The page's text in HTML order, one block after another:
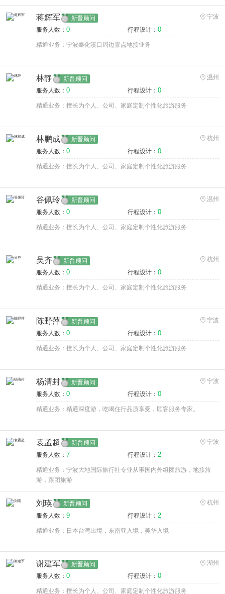
蒋辉军 新晋顾问
宁波
服务人数： 0 行程设计： 0
精通业务：宁波奉化溪口周边景点地接业务
林静 新晋顾问
温州
服务人数： 0 行程设计： 0
精通业务：擅长为个人、公司、家庭定制个性化旅游服务
林鹏成 新晋顾问
杭州
服务人数： 0 行程设计： 0
精通业务：擅长为个人、公司、家庭定制个性化旅游服务
谷佩玲 新晋顾问
温州
服务人数： 0 行程设计： 0
精通业务：擅长为个人、公司、家庭定制个性化旅游服务
吴齐 新晋顾问
杭州
服务人数： 0 行程设计： 0
精通业务：擅长为个人、公司、家庭定制个性化旅游服务
陈野萍 新晋顾问
宁波
服务人数： 0 行程设计： 0
精通业务：擅长为个人、公司、家庭定制个性化旅游服务
杨清封 新晋顾问
宁波
服务人数： 0 行程设计： 0
精通业务：精通深度游，吃喝住行品质享受，顾客服务专家。
袁孟超 新晋顾问
宁波
服务人数： 7 行程设计： 2
精通业务：宁波大地国际旅行社专业从事国内外组团旅游，地接旅
游，跟团旅游
刘瑛 新晋顾问
杭州
服务人数： 9 行程设计： 2
精通业务：日本台湾出境，东南亚入境，美华入境
谢建军 新晋顾问
湖州
服务人数： 0 行程设计： 0
精通业务：擅长为个人、公司、家庭定制个性化旅游服务